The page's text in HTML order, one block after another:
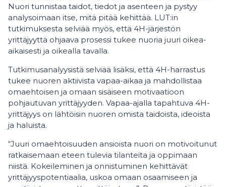
Nuori tunnistaa taidot, tiedot ja asenteen ja pystyy
analysoimaan itse, mitä pitää kehittää. LUT:in
tutkimuksesta selviää myös, että 4H-järjestön
yrittäjyyttä ohjaava prosessi tukee nuoria juuri oikea-
aikaisesti ja oikealla tavalla.
Tutkimusanalyysistä selviää lisäksi, että 4H-harrastus
tukee nuoren aktiivista vapaa-aikaa ja mahdollistaa
omaehtoisen ja omaan sisäiseen motivaatioon
pohjautuvan yrittäjyyden. Vapaa-ajalla tapahtuva 4H-
yrittäjyys on lähtöisin nuoren omista taidoista, ideoista
ja haluista.
“Juuri omaehtoisuuden ansioista nuori on motivoitunut
ratkaisemaan eteen tulevia tilanteita ja oppimaan
niistä. Kokeileminen ja onnistuminen kehittävät
yrittäjyyspotentiaalia, uskoa omaan osaamiseen ja